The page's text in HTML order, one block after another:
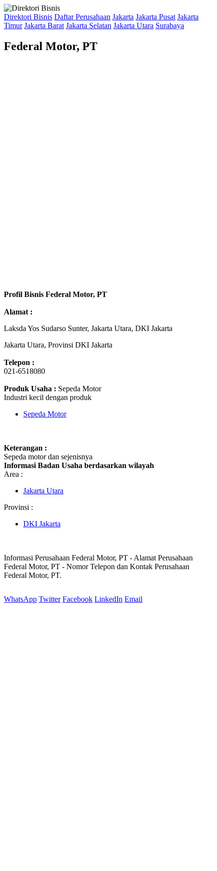
Direktori Bisnis Daftar Perusahaan Jakarta Jakarta Pusat Jakarta
Timur Jakarta Barat Jakarta Selatan Jakarta Utara Surabaya
Federal Motor, PT
Profil Bisnis Federal Motor, PT
Alamat :
Laksda Yos Sudarso Sunter, Jakarta Utara, DKI Jakarta
Jakarta Utara, Provinsi DKI Jakarta
Telepon :
021-6518080
Produk Usaha : Sepeda Motor
Industri kecil dengan produk
Sepeda Motor
Keterangan :
Sepeda motor dan sejenisnya
Informasi Badan Usaha berdasarkan wilayah
Area :
Jakarta Utara
Provinsi :
DKI Jakarta
Informasi Perusahaan Federal Motor, PT - Alamat Perusahaan
Federal Motor, PT - Nomor Telepon dan Kontak Perusahaan
Federal Motor, PT.
WhatsApp Twitter Facebook LinkedIn Email